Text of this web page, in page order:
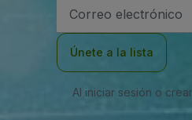
de
Únete a la lista
Al iniciar sesión o